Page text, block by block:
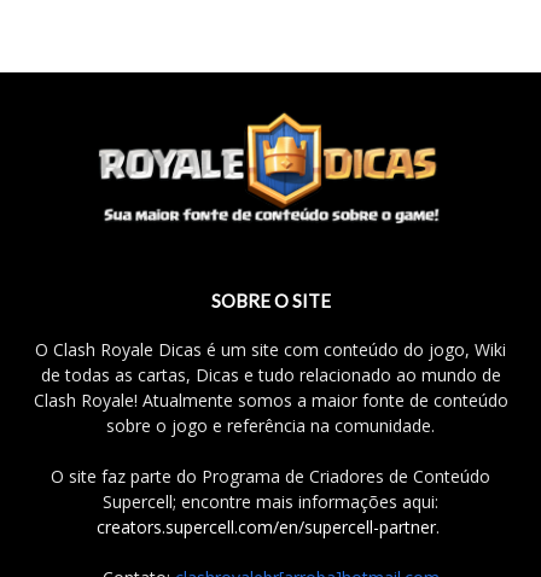
SOBRE O SITE
O Clash Royale Dicas é um site com conteúdo do jogo, Wiki
de todas as cartas, Dicas e tudo relacionado ao mundo de
Clash Royale! Atualmente somos a maior fonte de conteúdo
sobre o jogo e referência na comunidade.
O site faz parte do Programa de Criadores de Conteúdo
Supercell; encontre mais informações aqui:
creators.supercell.com/en/supercell-partner.